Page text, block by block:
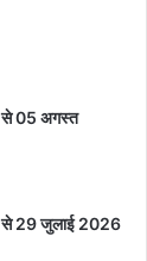
से 05 अगस्त
29 जुलाई 2026